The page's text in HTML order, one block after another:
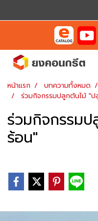
หน้าแรก บทความทั้งหมด
ร่วมกิจกรรมปลูกต้นไม้ "
ร่วมกิจกรรม
ร้อน"